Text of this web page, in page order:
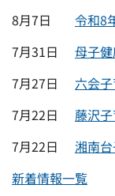
8月7日
令和8
7月31日
母子
7月27日
六会
7月22日
藤沢
7月22日
湘南
新着情報一覧